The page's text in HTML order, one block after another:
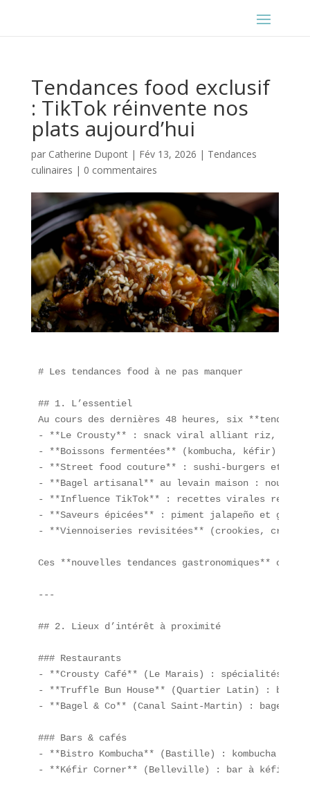
Tendances food exclusif
: TikTok réinvente nos
plats aujourd’hui
par Catherine Dupont| Fév 13, 2026 | Tendances
culinaires | 0 commentaires
# Les tendances food à ne pas manquer
## 1. L’essentiel
Au cours des dernières 48 heures, six
- **Le Crousty** : snack viral alliant riz, poulet
- **Boissons fermentées** (kombucha, kéfir) :
- **Street food couture** : sushi-burgers et
- **Bagel artisanal** au levain maison :
- **Influence TikTok** : recettes virales
- **Saveurs épicées** : piment jalapeño et
- **Viennoiseries revisitées** (crookies,
Ces **nouvelles tendances gastronomiques**
---
## 2. Lieux d’intérêt à proximité
### Restaurants
- **Crousty Café** (Le Marais) : spécialités
- **Truffle Bun House** (Quartier Latin) : buns
- **Bagel & Co** (Canal Saint-Martin) : bagels
### Bars & cafés
- **Bistro Kombucha** (Bastille) : kombucha
- **Kéfir Corner** (Belleville) : bar à kéfir,